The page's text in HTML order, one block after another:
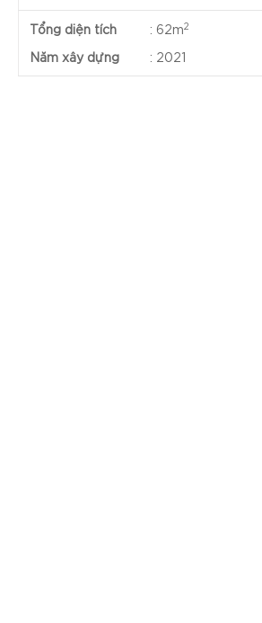
Tổng diện tích : 62m2
Năm xây dựng : 2021